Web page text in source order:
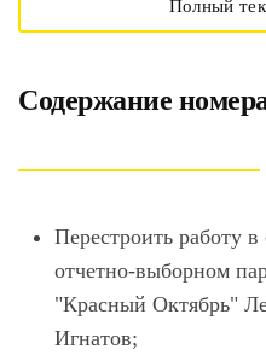
Полный
Содержание
Перестроить работу
отчетно-выборном
"Красный Октябрь"
Игнатов;